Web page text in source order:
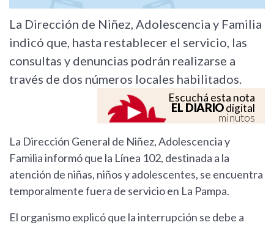
La Dirección de Niñez, Adolescencia y Familia
indicó que, hasta restablecer el servicio, las
consultas y denuncias podrán realizarse a
través de dos números locales habilitados.
Escuchá esta nota
EL DIARIOdigital
minutos
La Dirección General de Niñez, Adolescencia y
Familia informó que la Línea 102, destinada a la
atención de niñas, niños y adolescentes, se encuentra
temporalmente fuera de servicio en La Pampa.
El organismo explicó que la interrupción se debe a